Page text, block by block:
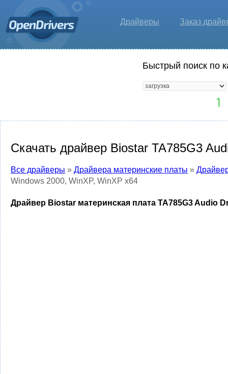
Драйверы Заказ
Быстрый поиск по
Скачать драйвер Biostar TA785G3
Все драйверы » Драйвера материнские платы »
Windows 2000, WinXP, WinXP x64
Драйвер Biostar материнская плата TA785G3 Audio